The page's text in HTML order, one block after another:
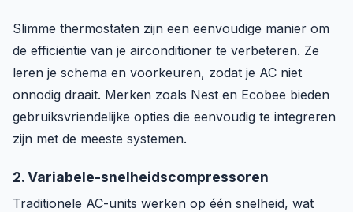
Slimme thermostaten zijn een eenvoudige manier om
de efficiëntie van je airconditioner te verbeteren. Ze
leren je schema en voorkeuren, zodat je AC niet
onnodig draait. Merken zoals Nest en Ecobee bieden
gebruiksvriendelijke opties die eenvoudig te integreren
zijn met de meeste systemen.
2. Variabele-snelheidscompressoren
Traditionele AC-units werken op één snelheid, wat